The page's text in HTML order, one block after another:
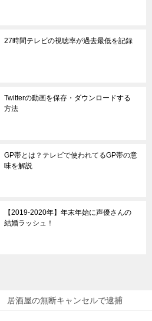
27時間テレビの視聴率が過去最低を記録
Twitterの動画を保存・ダウンロードする
方法
GP帯とは？テレビで使われてるGP帯の意
味を解説
【2019-2020年】年末年始に声優さんの
結婚ラッシュ！
居酒屋の無断キャンセルで逮捕